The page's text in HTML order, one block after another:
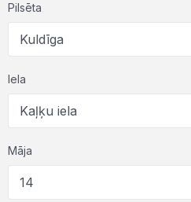
Pilsēta
Iela
Māja